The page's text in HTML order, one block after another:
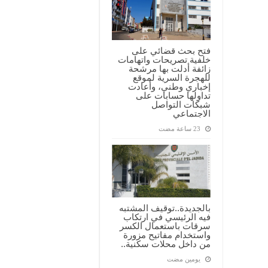
فتح بحث قضائي على
خلفية تصريحات واتهامات
زائفة أدلت بها مرشحة
للهجرة السرية لموقع
إخباري وطني، وأعادت
تداولها حسابات على
شبكات التواصل
الاجتماعي
بالجديدة..توقيف المشتبه
فيه الرئيسي في ارتكاب
سرقات باستعمال الكسر
واستخدام مفاتيح مزورة
من داخل محلات سكنية..
‏يومين مضت